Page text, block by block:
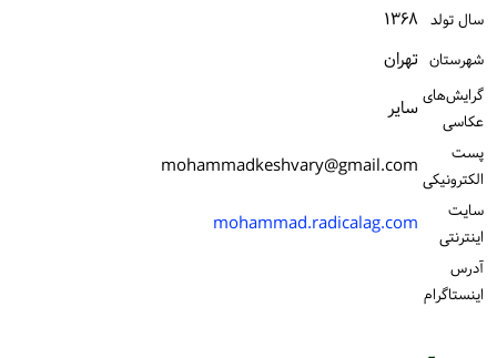
سال تولد ۱۳۶۸
شهرستان تهران
گرایش‌های
عکاسی
سایر
پست
الكترونیكی mohammadkeshvary@gmail.com
سایت
اینترنتی
mohammad.radicalag.com
آدرس
اینستاگرام